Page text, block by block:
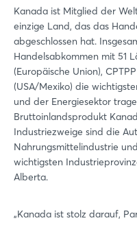
Kanada ist Mitglied der
einzige Land, das das
abgeschlossen hat.
Handelsabkommen mit 51
(Europäische Union),
(USA/Mexiko) die
und der Energiesektor
Bruttoinlandsprodukt
Industriezweige sind die
Nahrungsmittelindustrie
wichtigsten
Alberta.
„Kanada ist stolz darauf,